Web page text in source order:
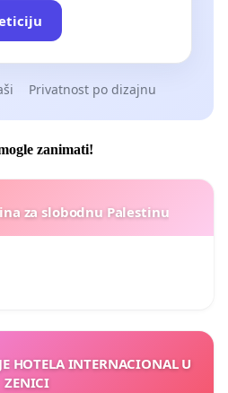
Privatnost po dizajnu
zanimati!
za slobodnu Palestinu
HOTELA INTERNACIONAL U
ZENICI